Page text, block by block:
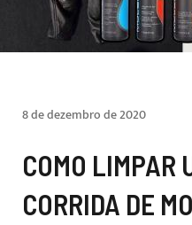
8 de dezembro de 2020
COMO LIMPAR
CORRIDA DE